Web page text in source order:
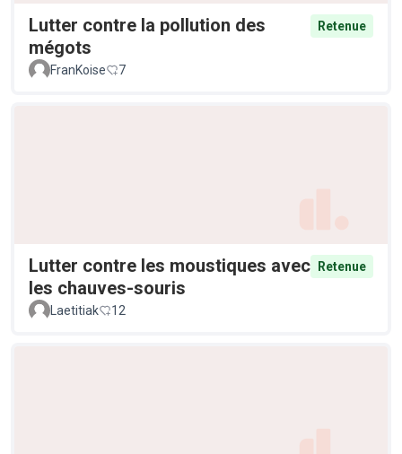
Lutter contre la pollution des
mégots
Retenue
FranKoise 7
Lutter contre les moustiques avec
les chauves-souris
Retenue
Laetitiak 12